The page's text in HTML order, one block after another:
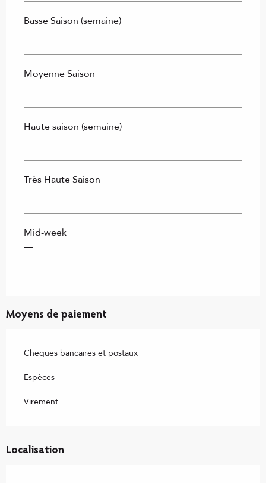
Basse Saison (semaine)
—
Moyenne Saison
—
Haute saison (semaine)
—
Très Haute Saison
—
Mid-week
—
Moyens de paiement
Chèques bancaires et postaux
Espèces
Virement
Localisation